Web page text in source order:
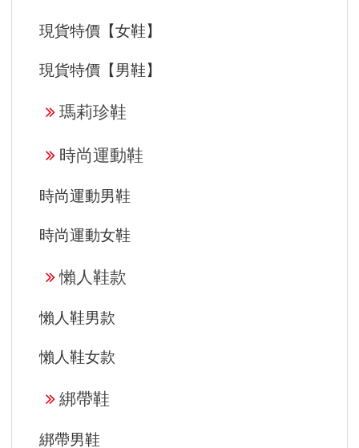
現貨特價【女鞋】
現貨特價【男鞋】
瑪莉珍鞋
時尚運動鞋
時尚運動男鞋
時尚運動女鞋
懶人鞋款
懶人鞋男款
懶人鞋女款
綁帶鞋
綁帶男鞋